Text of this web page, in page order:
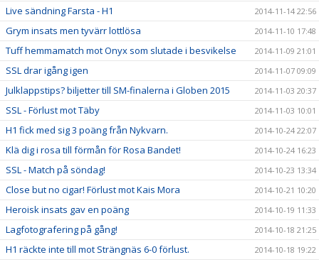
Live sändning Farsta - H1 2014-11-14 22:56
Grym insats men tyvärr lottlösa 2014-11-10 17:48
Tuff hemmamatch mot Onyx som slutade i besvikelse 2014-11-09 21:01
SSL drar igång igen 2014-11-07 09:09
Julklappstips? biljetter till SM-finalerna i Globen 2015 2014-11-03 20:37
SSL - Förlust mot Täby 2014-11-03 10:01
H1 fick med sig 3 poäng från Nykvarn. 2014-10-24 22:07
Klä dig i rosa till förmån för Rosa Bandet! 2014-10-24 16:23
SSL - Match på söndag! 2014-10-23 13:34
Close but no cigar! Förlust mot Kais Mora 2014-10-21 10:20
Heroisk insats gav en poäng 2014-10-19 11:33
Lagfotografering på gång! 2014-10-18 21:25
H1 räckte inte till mot Strängnäs 6-0 förlust. 2014-10-18 19:22